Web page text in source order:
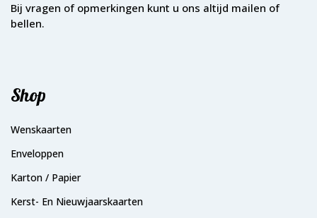
Bij vragen of opmerkingen kunt u ons altijd mailen of
bellen.
Shop
Wenskaarten
Enveloppen
Karton / Papier
Kerst- En Nieuwjaarskaarten